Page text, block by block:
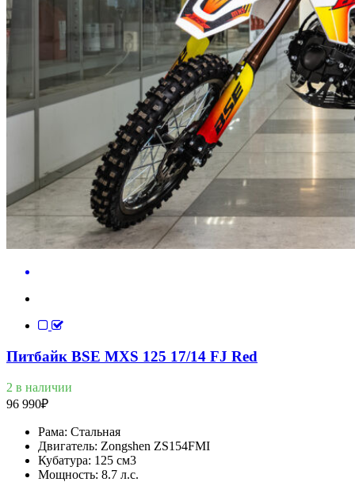
Питбайк BSE MXS 125 17/14 FJ Red
2 в наличии
96 990₽
Рама: Стальная
Двигатель: Zongshen ZS154FMI
Кубатура: 125 см3
Мощность: 8.7 л.с.